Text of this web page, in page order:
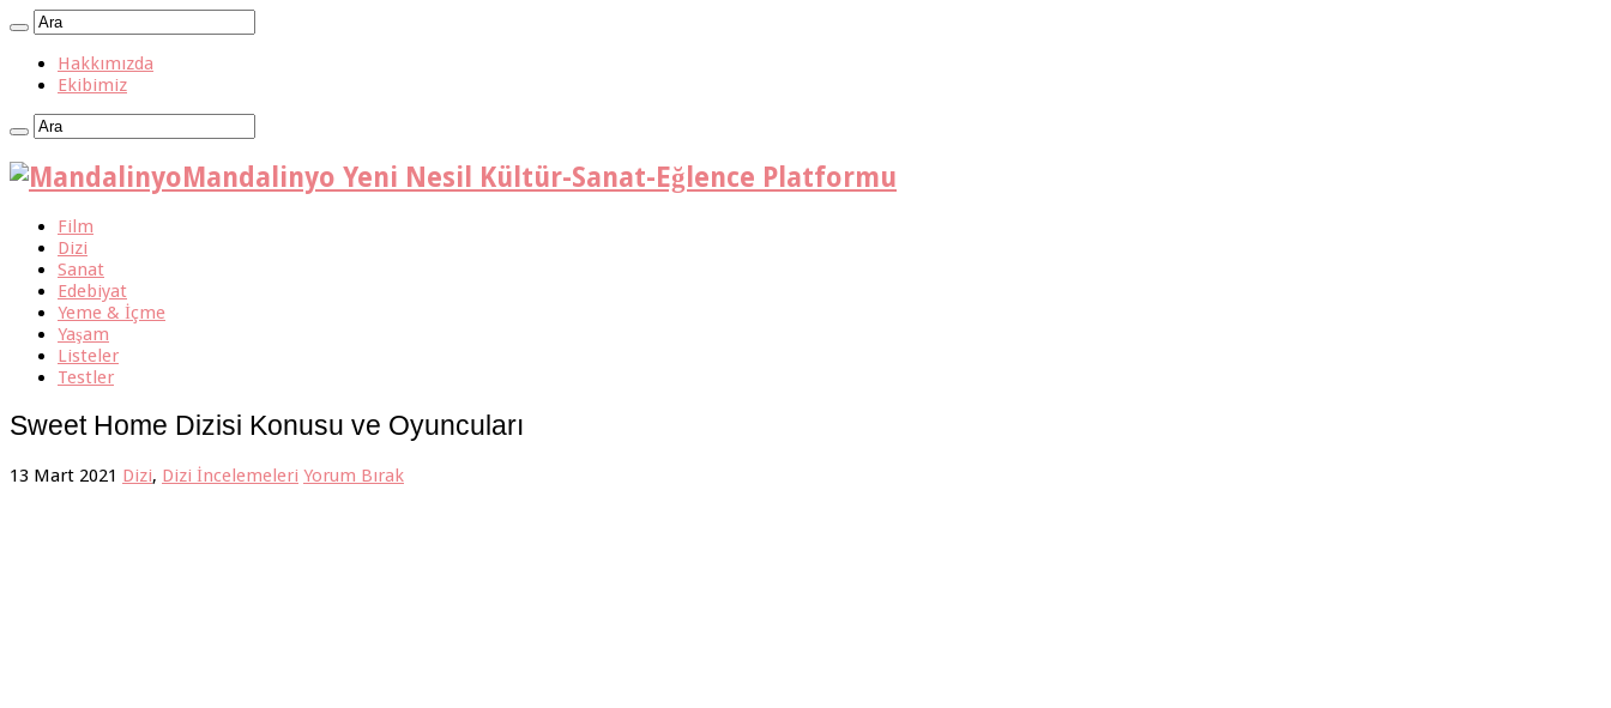
Hakkımızda
Ekibimiz
Mandalinyo Yeni Nesil Kültür-Sanat-Eğlence Platformu
Film
Dizi
Sanat
Edebiyat
Yeme & İçme
Yaşam
Listeler
Testler
Sweet Home Dizisi Konusu ve Oyuncuları
13 Mart 2021 Dizi, Dizi İncelemeleri Yorum Bırak